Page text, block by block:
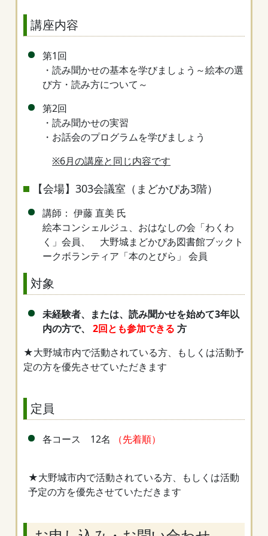
講座内容
第1回
・読み聞かせの基本を学びましょう～絵本の選
び方・読み方について～
第2回
・読み聞かせの実習
・お話会のプログラムを学びましょう
※6月の講座と同じ内容です
【会場】303会議室（まどかぴあ3階）
講師： 伊藤 直美 氏
絵本コンシェルジュ、おはなしの会「わくわ
く」会員、 大野城まどかぴあ図書館ブックト
ークボランティア「本のとびら」 会員
対象
未経験者、または、読み聞かせを始めて3年以
内の方で、2回とも参加できる 方
★大野城市内で活動されている方、もしくは活動予
定の方を優先させていただきます
定員
各コース 12名 （先着順）
★大野城市内で活動されている方、もしくは活動
予定の方を優先させていただきます